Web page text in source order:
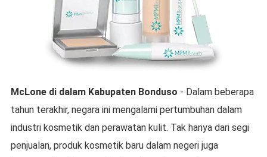
McLone di dalam Kabupaten Bonduso - Dalam beberapa
tahun terakhir, negara ini mengalami pertumbuhan dalam
industri kosmetik dan perawatan kulit. Tak hanya dari segi
penjualan, produk kosmetik baru dalam negeri juga